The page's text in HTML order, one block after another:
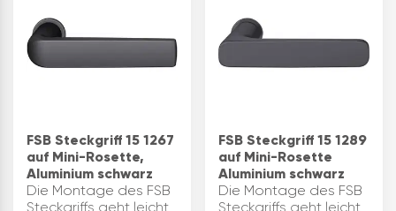
FSB Steckgriff 15 1267
auf Mini-Rosette,
Aluminium schwarz
Die Montage des FSB
Steckgriffs geht leicht
FSB Steckgriff 15 1289
auf Mini-Rosette
Aluminium schwarz
Die Montage des FSB
Steckgriffs geht leicht